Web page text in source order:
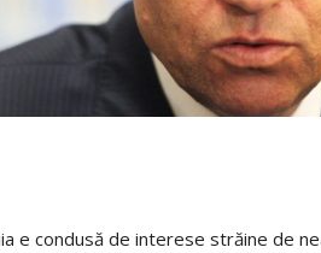
e condusă de interese străine de